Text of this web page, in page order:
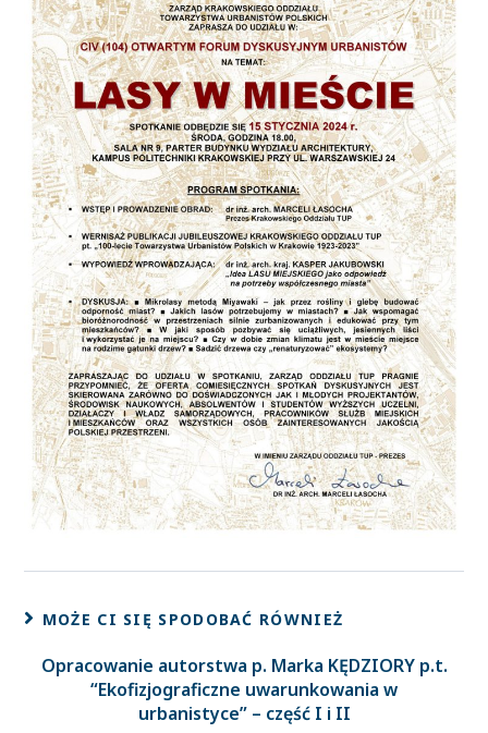
MOŻE CI SIĘ SPODOBAĆ RÓWNIEŻ
Opracowanie autorstwa p. Marka KĘDZIORY p.t.
“Ekofizjograficzne uwarunkowania w
urbanistyce” – część I i II